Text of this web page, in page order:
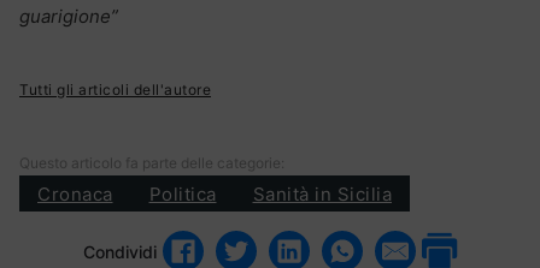
guarigione”
Tutti gli articoli dell'autore
Questo articolo fa parte delle categorie:
Cronaca Politica Sanità in Sicilia
Condividi